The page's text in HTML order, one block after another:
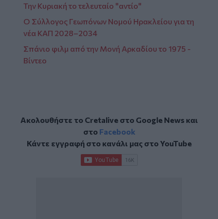
Την Κυριακή το τελευταίο "αντίο"
Ο Σύλλογος Γεωπόνων Νομού Ηρακλείου για τη
νέα ΚΑΠ 2028–2034
Σπάνιο φιλμ από την Μονή Αρκαδίου το 1975 -
Βίντεο
Ακολουθήστε το Cretalive στο Google Newsκαι
στο Facebook
Κάντε εγγραφή στο κανάλι μας στοYouTube